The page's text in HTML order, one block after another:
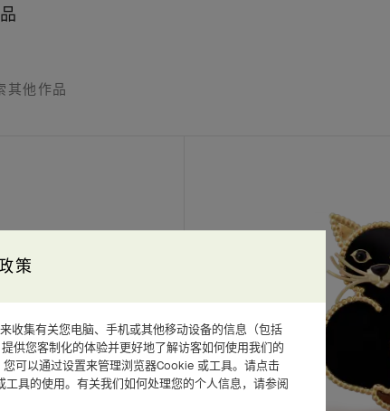
其他作品
策
收集有关您电脑、手机或其他移动设备的信息（包括
供您客制化的体验并更好地了解访客如何使用我们的
可以通过设置来管理浏览器Cookie 或工具。请点击
具的使用。有关我们如何处理您的个人信息，请参阅